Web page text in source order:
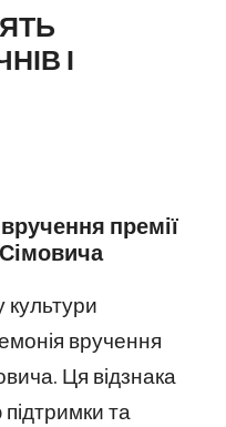
І
премії
вручення
Ця відзнака
та